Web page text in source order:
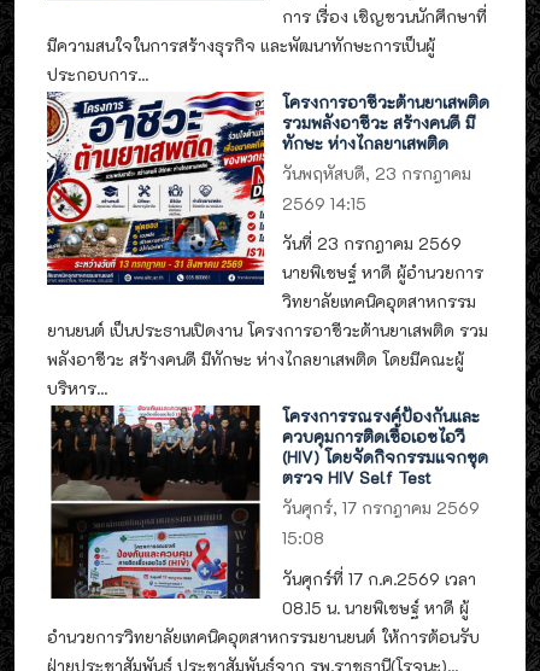
การ เรื่อง เชิญชวนนักศึกษาที่
มีความสนใจในการสร้างธุรกิจ และพัฒนาทักษะการเป็นผู้
ประกอบการ...
โครงการอาชีวะต้านยาเสพติด
รวมพลังอาชีวะ สร้างคนดี มี
ทักษะ ห่างไกลยาเสพติด
วันพฤหัสบดี, 23 กรกฎาคม
2569 14:15
วันที่ 23 กรกฎาคม 2569
นายพิเชษฐ์ หาดี ผู้อำนวยการ
วิทยาลัยเทคนิคอุตสาหกรรม
ยานยนต์ เป็นประธานเปิดงาน โครงการอาชีวะต้านยาเสพติด รวม
พลังอาชีวะ สร้างคนดี มีทักษะ ห่างไกลยาเสพติด โดยมีคณะผู้
บริหาร...
โครงการรณรงค์ป้องกันและ
ควบคุมการติดเชื้อเอชไอวี
(HIV) โดยจัดกิจกรรมแจกชุด
ตรวจ HIV Self Test
วันศุกร์, 17 กรกฎาคม 2569
15:08
วันศุกร์ที่ 17 ก.ค.2569 เวลา
08.15 น. นายพิเชษฐ์ หาดี ผู้
อำนวยการวิทยาลัยเทคนิคอุตสาหกรรมยานยนต์ ให้การต้อนรับ
ฝ่ายประชาสัมพันธ์ ประชาสัมพันธ์จาก รพ.ราชธานี(โรจนะ)...